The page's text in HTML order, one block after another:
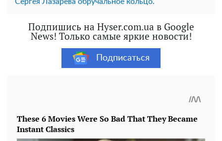
Подпишись на Hyser.com.ua в Google
News! Только самые яркие новости!
Подписаться